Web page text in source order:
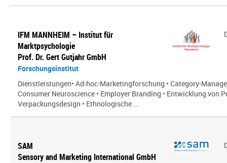
IFM MANNHEIM – Institut für
Marktpsychologie
Prof. Dr. Gert Gutjahr GmbH
Forschungsinstitut
Dienstleistungen• Ad-hoc-Marketingforschung • Category-
Consumer Neuroscience • Employer Branding • Entwicklung von
Verpackungsdesign • Ethnologische ...
SAM
Sensory and Marketing International GmbH